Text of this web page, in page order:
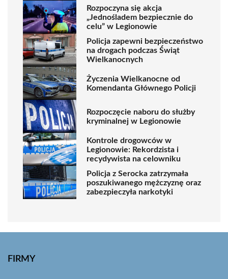
Rozpoczyna się akcja
„Jednośladem bezpiecznie do
celu” w Legionowie
Policja zapewni bezpieczeństwo
na drogach podczas Świąt
Wielkanocnych
Życzenia Wielkanocne od
Komendanta Głównego Policji
Rozpoczęcie naboru do służby
kryminalnej w Legionowie
Kontrole drogowców w
Legionowie: Rekordzista i
recydywista na celowniku
Policja z Serocka zatrzymała
poszukiwanego mężczyznę oraz
zabezpieczyła narkotyki
FIRMY